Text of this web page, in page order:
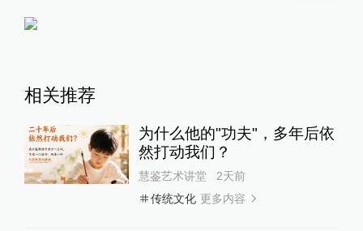
相关推荐
为什么他的"功夫"，多年后依
然打动我们？
慧鉴艺术讲堂
2天前
传统文化 更多内容